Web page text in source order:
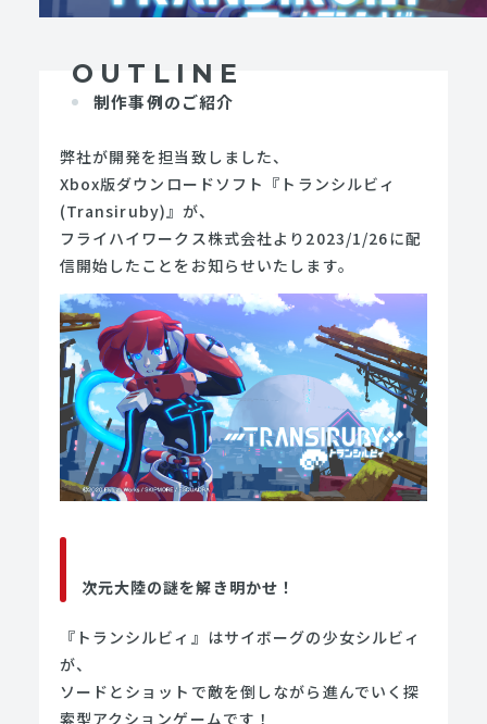
OUTLINE
制作事例のご紹介
弊社が開発を担当致しました、
Xbox版ダウンロードソフト『トランシルビィ
(Transiruby)』が、
フライハイワークス株式会社より2023/1/26に配
信開始したことをお知らせいたします。
次元大陸の謎を解き明かせ！
『トランシルビィ』はサイボーグの少女シルビィ
が、
ソードとショットで敵を倒しながら進んでいく探
索型アクションゲームです！